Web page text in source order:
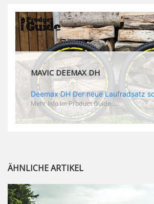
MAVIC DEEMAX DH
Mehr Info im Product Guide ...
ÄHNLICHE ARTIKEL